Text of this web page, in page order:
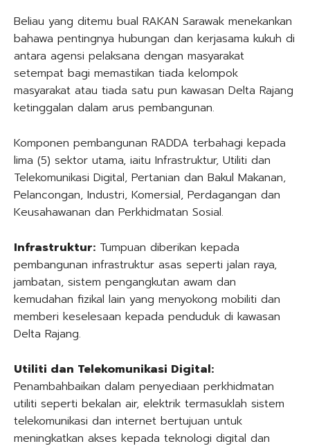
Beliau yang ditemu bual RAKAN Sarawak menekankan
bahawa pentingnya hubungan dan kerjasama kukuh di
antara agensi pelaksana dengan masyarakat
setempat bagi memastikan tiada kelompok
masyarakat atau tiada satu pun kawasan Delta Rajang
ketinggalan dalam arus pembangunan.
Komponen pembangunan RADDA terbahagi kepada
lima (5) sektor utama, iaitu Infrastruktur, Utiliti dan
Telekomunikasi Digital, Pertanian dan Bakul Makanan,
Pelancongan, Industri, Komersial, Perdagangan dan
Keusahawanan dan Perkhidmatan Sosial.
Infrastruktur: Tumpuan diberikan kepada
pembangunan infrastruktur asas seperti jalan raya,
jambatan, sistem pengangkutan awam dan
kemudahan fizikal lain yang menyokong mobiliti dan
memberi keselesaan kepada penduduk di kawasan
Delta Rajang.
Utiliti dan Telekomunikasi Digital:
Penambahbaikan dalam penyediaan perkhidmatan
utiliti seperti bekalan air, elektrik termasuklah sistem
telekomunikasi dan internet bertujuan untuk
meningkatkan akses kepada teknologi digital dan